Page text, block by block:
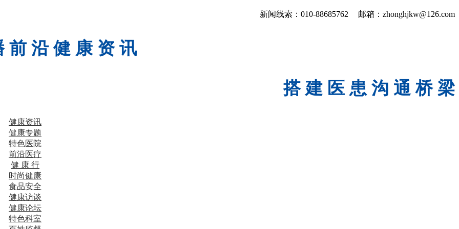
新闻线索：010-88685762 邮箱：zhonghjkw@126.com
前 沿 健 康 资 讯
搭 建 医 患 沟 通 桥 梁
健康资讯
健康专题
特色医院
前沿医疗
健 康 行
时尚健康
食品安全
健康访谈
健康论坛
特色科室